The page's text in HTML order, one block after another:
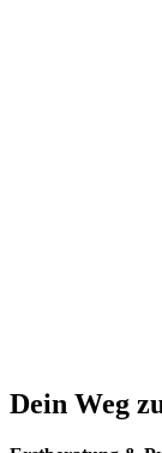
Dein Weg